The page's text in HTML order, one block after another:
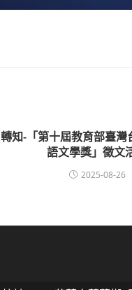
轉知-「第十屆教育部臺灣
語文學獎」徵文
2025-08-26